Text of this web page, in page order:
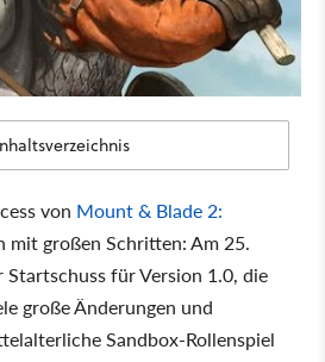
von Mount & Blade 2:
mit großen Schritten: Am 25.
für Version 1.0, die
große Änderungen und
Sandbox-Rollenspiel